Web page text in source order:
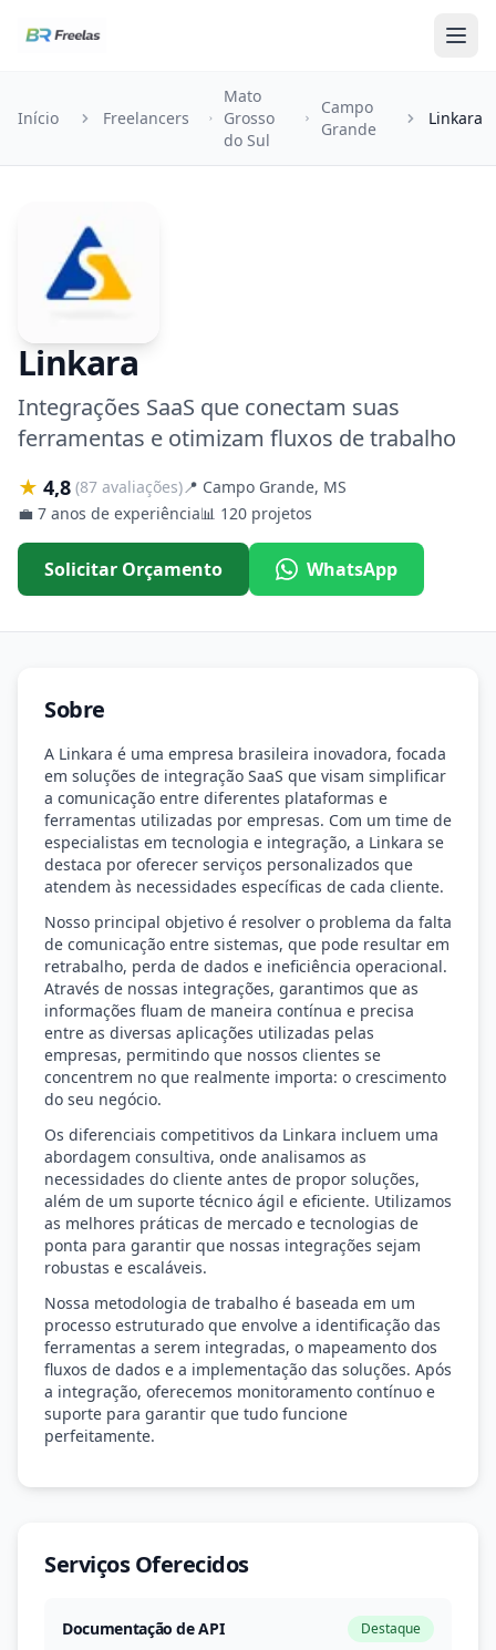
Início Freelancers
Mato
Grosso
do Sul
Campo
Grande
Linkara
Linkara
Integrações SaaS que conectam suas
ferramentas e otimizam fluxos de trabalho
★ 4,8 (87 avaliações)📍 Campo Grande, MS
💼 7 anos de experiência📊 120 projetos
Solicitar Orçamento WhatsApp
Sobre
A Linkara é uma empresa brasileira inovadora, focada
em soluções de integração SaaS que visam simplificar
a comunicação entre diferentes plataformas e
ferramentas utilizadas por empresas. Com um time de
especialistas em tecnologia e integração, a Linkara se
destaca por oferecer serviços personalizados que
atendem às necessidades específicas de cada cliente.
Nosso principal objetivo é resolver o problema da falta
de comunicação entre sistemas, que pode resultar em
retrabalho, perda de dados e ineficiência operacional.
Através de nossas integrações, garantimos que as
informações fluam de maneira contínua e precisa
entre as diversas aplicações utilizadas pelas
empresas, permitindo que nossos clientes se
concentrem no que realmente importa: o crescimento
do seu negócio.
Os diferenciais competitivos da Linkara incluem uma
abordagem consultiva, onde analisamos as
necessidades do cliente antes de propor soluções,
além de um suporte técnico ágil e eficiente. Utilizamos
as melhores práticas de mercado e tecnologias de
ponta para garantir que nossas integrações sejam
robustas e escaláveis.
Nossa metodologia de trabalho é baseada em um
processo estruturado que envolve a identificação das
ferramentas a serem integradas, o mapeamento dos
fluxos de dados e a implementação das soluções. Após
a integração, oferecemos monitoramento contínuo e
suporte para garantir que tudo funcione
perfeitamente.
Serviços Oferecidos
Documentação de API Destaque